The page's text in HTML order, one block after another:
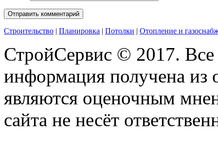
Строительство | Планировка | Потолки | Отопление и
СтройСервис © 2017.
информация получена из
являются оценочным
сайта не несёт